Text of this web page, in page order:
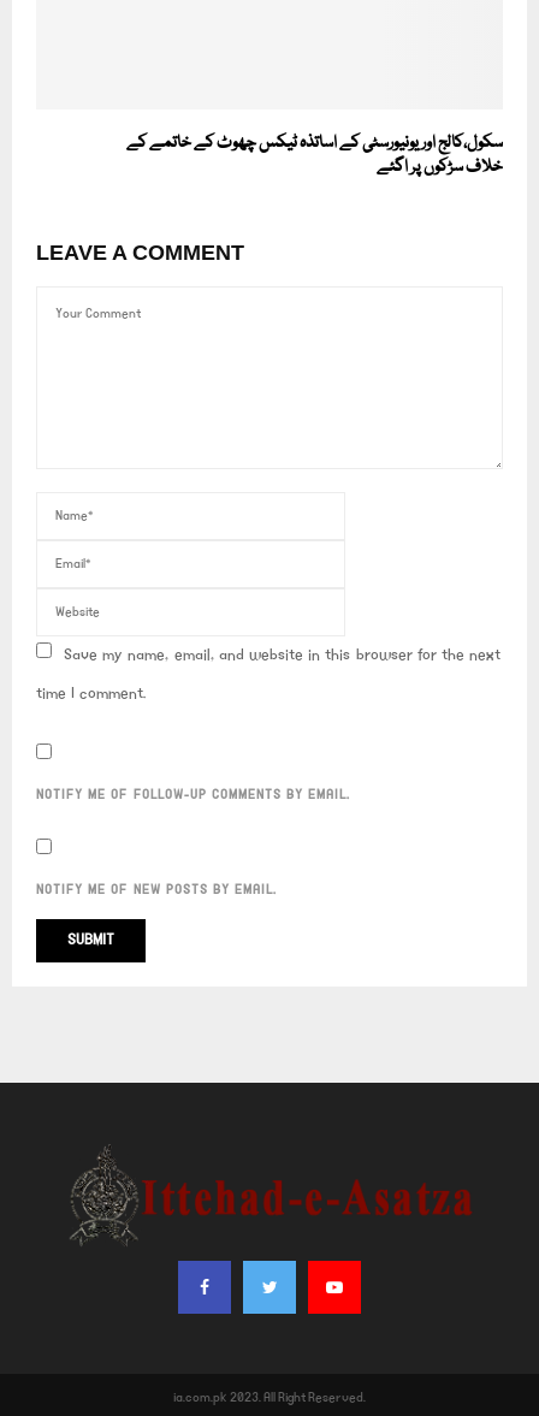
سکول،کالج اور یونیورسٹی کے اساتذہ ٹیکس چھوٹ کے خاتمے کے
خلاف سڑکوں پر اگئے
LEAVE A COMMENT
Save my name, email, and website in this browser for the next
time I comment.
NOTIFY ME OF FOLLOW-UP COMMENTS BY EMAIL.
NOTIFY ME OF NEW POSTS BY EMAIL.
ia.com.pk 2023. All Right Reserved.